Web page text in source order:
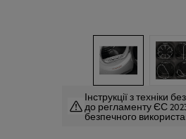
Інструкції з техніки
до регламенту ЄС
безпечного